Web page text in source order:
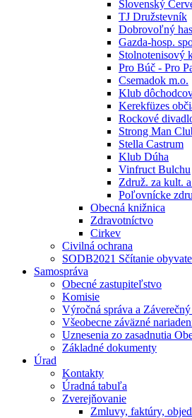
Slovenský
TJ Družstevník
Dobrovoľný
Gazda-hosp.
Stolnotenisový
Pro Búč - Pro
Csemadok m.o.
Klub
Kerekfüzes
Rockové
Strong Man
Stella Castrum
Klub Dúha
Vinfruct Bulchu
Združ. za kult.
Poľovnícke
Obecná knižnica
Zdravotníctvo
Cirkev
Civilná ochrana
SODB2021 Sčítanie
Samospráva
Obecné zastupiteľstvo
Komisie
Výročná správa a
Všeobecne záväzné
Uznesenia zo zasadnutia
Základné dokumenty
Úrad
Kontakty
Úradná tabuľa
Zverejňovanie
Zmluvy, faktúry,